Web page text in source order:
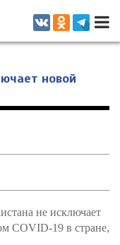
актуальным
новой
не исключает
COVID-19 в стране,